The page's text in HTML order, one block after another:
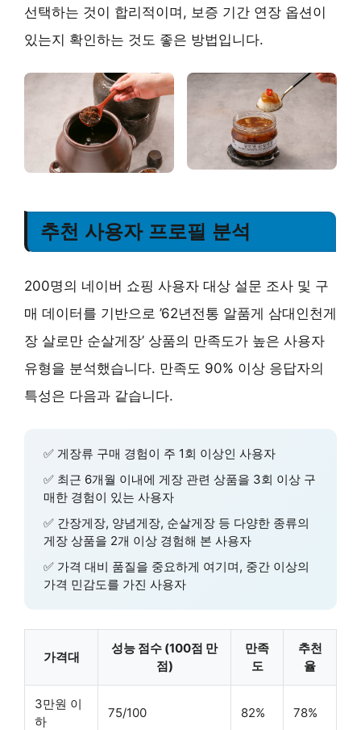
선택하는 것이 합리적이며, 보증 기간 연장 옵션이
있는지 확인하는 것도 좋은 방법입니다.
추천 사용자 프로필 분석
200명의 네이버 쇼핑 사용자 대상 설문 조사 및 구
매 데이터를 기반으로 ’62년전통 알품게 삼대인천게
장 살로만 순살게장’ 상품의 만족도가 높은 사용자
유형을 분석했습니다. 만족도 90% 이상 응답자의
특성은 다음과 같습니다.
✅ 게장류 구매 경험이 주 1회 이상인 사용자
✅ 최근 6개월 이내에 게장 관련 상품을 3회 이상 구
매한 경험이 있는 사용자
✅ 간장게장, 양념게장, 순살게장 등 다양한 종류의
게장 상품을 2개 이상 경험해 본 사용자
✅ 가격 대비 품질을 중요하게 여기며, 중간 이상의
가격 민감도를 가진 사용자
가격대
성능 점수 (100점 만
점)
만족
도
추천
율
3만원 이
하
75/100 82% 78%